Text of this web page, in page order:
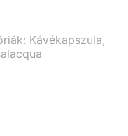
Kávékapszula,